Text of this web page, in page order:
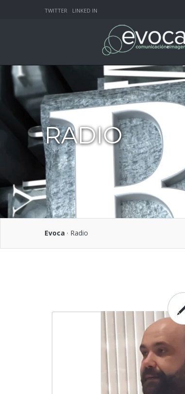
TWITTER LINKED IN
RADIO
Evoca · Radio